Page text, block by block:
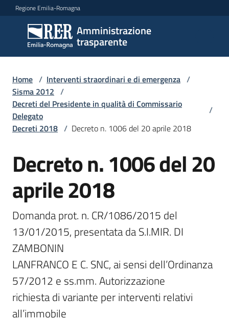
Vai al contenuto
Vai alla navigazione
Vai al footer
Regione Emilia-Romagna
Amministrazione
trasparente
Amministrazione
trasparente
Sottosezioni
Accesso
Home / Interventi straordinari e di emergenza /
Sisma 2012 /
Decreti del Presidente in qualità di Commissario
Delegato
/
Decreti 2018 / Decreto n. 1006 del 20 aprile 2018
Decreto n. 1006 del 20
aprile 2018
Domanda prot. n. CR/1086/2015 del
13/01/2015, presentata da S.I.MIR. DI
ZAMBONIN
LANFRANCO E C. SNC, ai sensi dell’Ordinanza
57/2012 e ss.mm. Autorizzazione
richiesta di variante per interventi relativi
all’immobile